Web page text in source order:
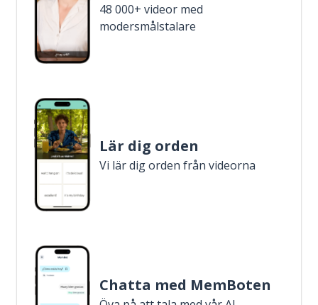
48 000+ videor med
modersmålstalare
Lär dig orden
Vi lär dig orden från videorna
Chatta med MemBoten